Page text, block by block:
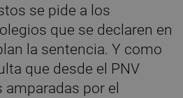
se pide a los
que se declaren en
la sentencia. Y como
que desde el PNV
por el